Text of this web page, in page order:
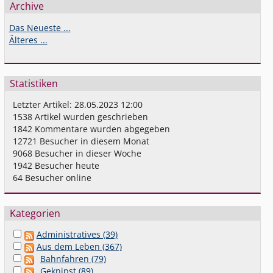
Archive
Das Neueste ...
Älteres ...
Statistiken
Letzter Artikel:28.05.2023 12:00
1538 Artikel wurden geschrieben
1842 Kommentare wurden abgegeben
12721 Besucher in diesem Monat
9068 Besucher in dieser Woche
1942 Besucher heute
64 Besucher online
Kategorien
Administratives (39)
Aus dem Leben (367)
Bahnfahren (79)